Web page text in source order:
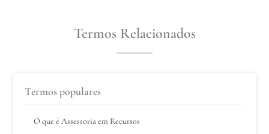
Termos Relacionados
Termos populares
O que é Assessoria em Recursos